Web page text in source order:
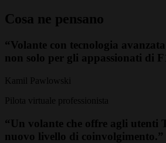
Cosa ne pensano
“Volante con tecnologia
non solo per gli appassionati di
Kamil Pawlowski
Pilota virtuale professionista
“Un volante che offre agli utenti
nuovo livello di coinvolgimento.”